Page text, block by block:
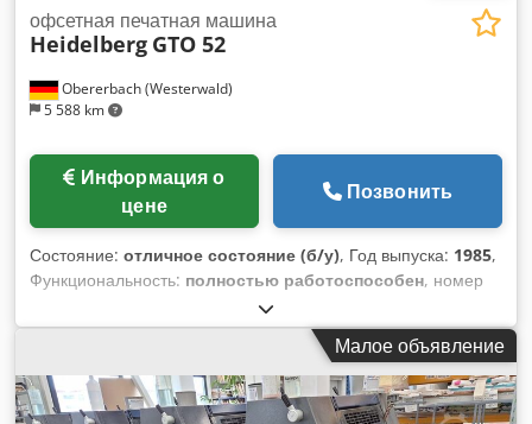
Obererbach (Westerwald)
5 588 km
офсетная печатная машина
Heidelberg GTO 52
цене
Позвонить
Состояние: отличное состояние (б/у), Год выпуска: 1985,
Функциональность: полностью работоспособен, номер
машины/транспортного средства:
7717 Heidelberg GTO-52, год выпуска: 1985, тираж: ок. 20
млн. Формат: 360x520 мм, 1 цвет Dcjdszfimnepfx Akkjk
Оборудование: - Аппарат для пудры - Varn Compac III -
Версия Minus --> Доступна с: 08/2026
Малое объявление